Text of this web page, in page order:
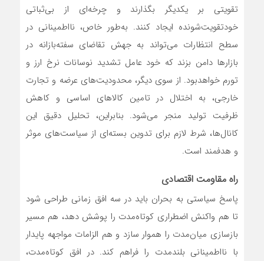
تقویتی بر یکدیگر بگذارند و چرخه‌ای از بی‌ثباتی
خودتقویت‌شونده ایجاد کنند. به‌طور خاص، نااطمینانی در
سطح انتظارات می‌تواند به جهش تقاضای سفته‌بازانه در
بازارها دامن بزند که خود عامل تشدید نوسانات نرخ ارز و
تورم خواهدبود. از سوی دیگر، محدودیت‌های عرضه و تجارت
خارجی، به اختلال در تامین کالاهای اساسی و کاهش
ظرفیت تولید منجر می‌شود. بنابراین، تحلیل دقیق این
کانال‌ها، شرط لازم برای تدوین بسته‌ای از سیاست‌های موثر
و هدفمند است.
راه مقاومت اقتصادی
پاسخ سیاستی به بحران باید در سه افق زمانی طراحی شود
تا هم واکنش اضطراری کوتاه‌مدت را پوشش دهد، هم مسیر
بازسازی میان‌مدت را هموار سازد و هم الزامات مواجهه پایدار
با نااطمینانی بلندمدت را فراهم کند. در افق کوتاه‌مدت،